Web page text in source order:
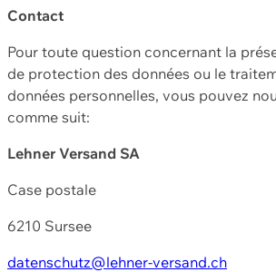
Contact
Pour toute question concernant la
de protection des données ou le
données personnelles, vous pouvez
comme suit:
Lehner Versand SA
Case postale
6210 Sursee
datenschutz@lehner-versand.ch